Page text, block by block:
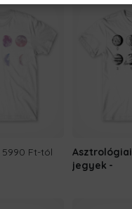
5990 Ft-tól
Asztrológiai
jegyek